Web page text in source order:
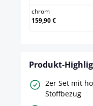
chrom
159,90 €
Produkt-
2er Set mit
Stoffbezug